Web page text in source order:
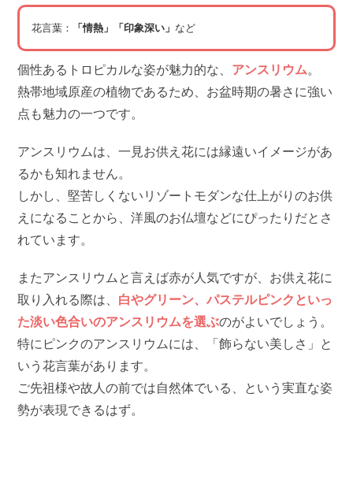
花言葉： 「情熱」「印象深い」 など
個性あるトロピカルな姿が魅力的な、 アンスリウム。
熱帯地域原産の植物であるため、お盆時期の暑さに強い
点も魅力の一つです。
アンスリウムは、一見お供え花には縁遠いイメージがあ
るかも知れません。
しかし、堅苦しくないリゾートモダンな仕上がりのお供
えになることから、洋風のお仏壇などにぴったりだとさ
れています。
またアンスリウムと言えば赤が人気ですが、お供え花に
取り入れる際は、 白やグリーン、パステルピンクといっ
た淡い色合いのアンスリウムを選ぶのがよいでしょう。
特にピンクのアンスリウムには、「飾らない美しさ」と
いう花言葉があります。
ご先祖様や故人の前では自然体でいる、という実直な姿
勢が表現できるはず。